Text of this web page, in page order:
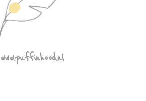
www.puffinhood.nl